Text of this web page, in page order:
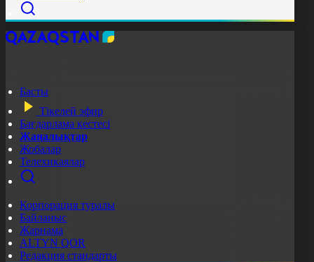
Басты
Тікелей эфир
Бағдарлама кестесі
Жаңалықтар
Жобалар
Телехикаялар
Корпорация туралы
Байланыс
Жарнама
ALTYN QOR
Редакция стандарты